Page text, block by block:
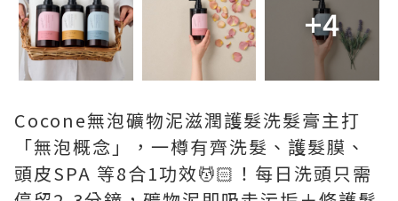
+4
Cocone無泡礦物泥滋潤護髮洗髮膏主打
「無泡概念」，一樽有齊洗髮、護髮膜、
頭皮SPA 等8合1功效💆🏻！每日洗頭只需